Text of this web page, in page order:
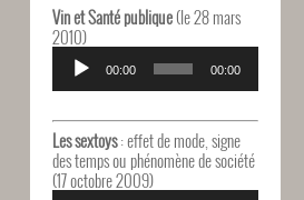
Vin et Santé publique(le 28 mars
2010)
Lecteur
audio
00:00 00:00
Les sextoys: effet de mode, signe
des temps ou phénomène de société
(17 octobre 2009)